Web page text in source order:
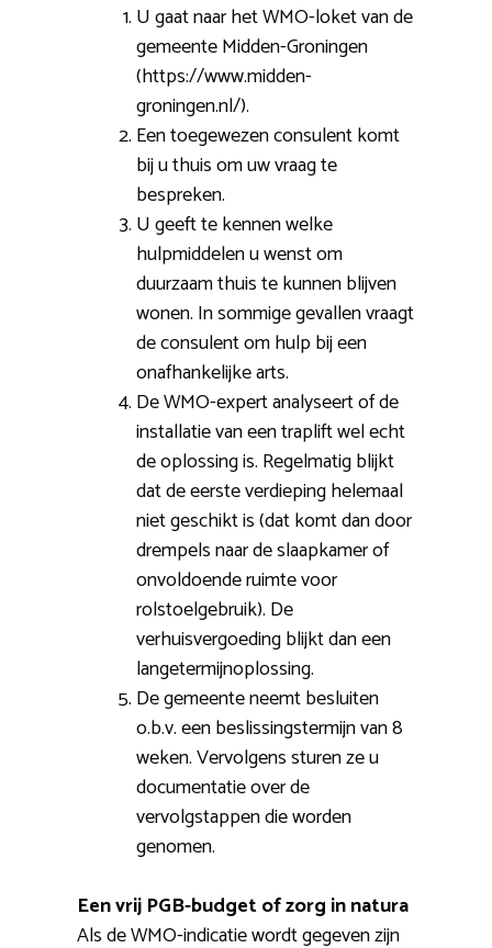
U gaat naar het WMO-loket van de
gemeente Midden-Groningen
(https://www.midden-
groningen.nl/).
Een toegewezen consulent komt
bij u thuis om uw vraag te
bespreken.
U geeft te kennen welke
hulpmiddelen u wenst om
duurzaam thuis te kunnen blijven
wonen. In sommige gevallen vraagt
de consulent om hulp bij een
onafhankelijke arts.
De WMO-expert analyseert of de
installatie van een traplift wel echt
de oplossing is. Regelmatig blijkt
dat de eerste verdieping helemaal
niet geschikt is (dat komt dan door
drempels naar de slaapkamer of
onvoldoende ruimte voor
rolstoelgebruik). De
verhuisvergoeding blijkt dan een
langetermijnoplossing.
De gemeente neemt besluiten
o.b.v. een beslissingstermijn van 8
weken. Vervolgens sturen ze u
documentatie over de
vervolgstappen die worden
genomen.
Een vrij PGB-budget of zorg in natura
Als de WMO-indicatie wordt gegeven zijn